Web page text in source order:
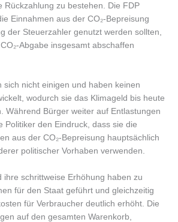
Rückzahlung zu bestehen. Die FDP
Einnahmen aus der CO₂-Bepreisung
der Steuerzahler genutzt werden sollten,
Abgabe insgesamt abschaffen
sich nicht einigen und haben keinen
wodurch sie das Klimageld bis heute
Während Bürger weiter auf Entlastungen
Politiker den Eindruck, dass sie die
aus der CO₂-Bepreisung hauptsächlich
politischer Vorhaben verwenden.
ihre schrittweise Erhöhung haben zu
für den Staat geführt und gleichzeitig
für Verbraucher deutlich erhöht. Die
auf den gesamten Warenkorb,